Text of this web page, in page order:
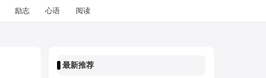
励志 心语 阅读
最新推荐